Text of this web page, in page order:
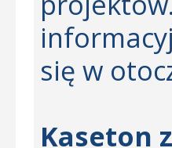
się w
Kaseton